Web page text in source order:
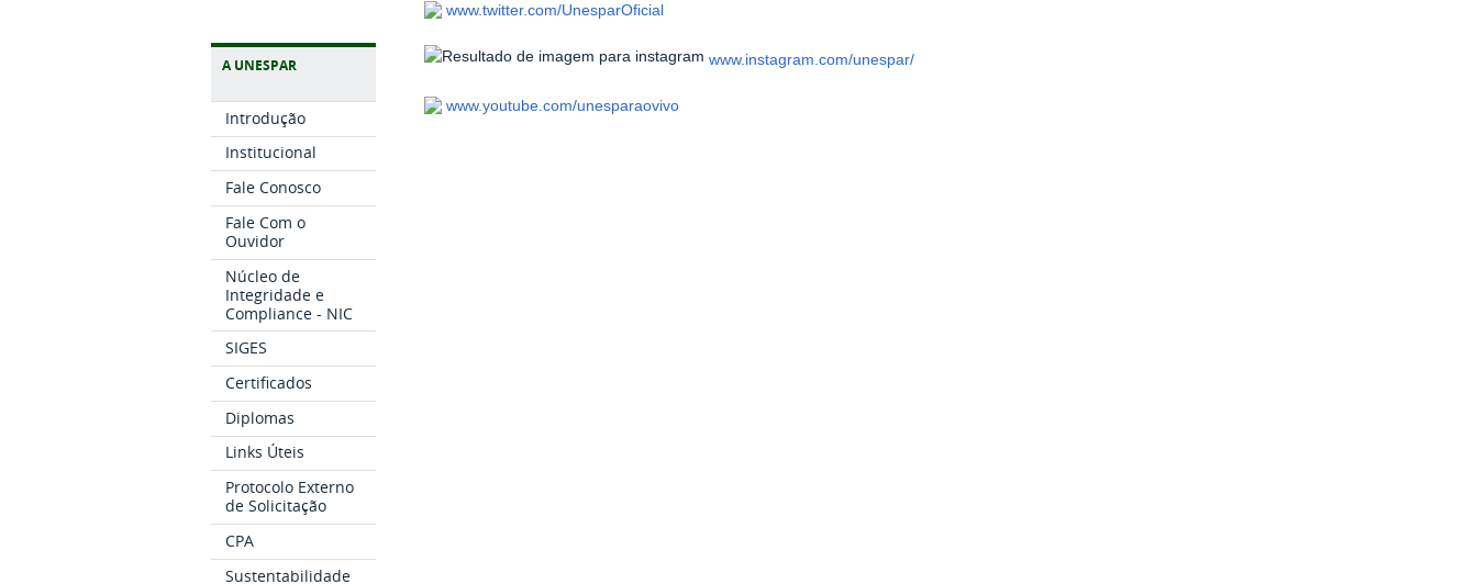
A UNESPAR
Introdução
Institucional
Fale Conosco
Fale Com o
Ouvidor
Núcleo de
Integridade e
Compliance - NIC
SIGES
Certificados
Diplomas
Links Úteis
Protocolo Externo
de Solicitação
CPA
Sustentabilidade
www.twitter.com/UnesparOficial
www.instagram.com/unespar/
www.youtube.com/unesparaovivo